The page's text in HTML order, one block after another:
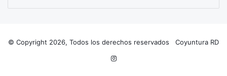
© Copyright 2026, Todos los derechos reservados Coyuntura RD
Instagram